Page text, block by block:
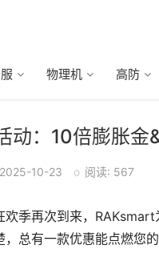
物理机 高防
动：10倍膨胀
10-23 o 阅读: 567
季再次到来，
总有一款优惠能点燃您的